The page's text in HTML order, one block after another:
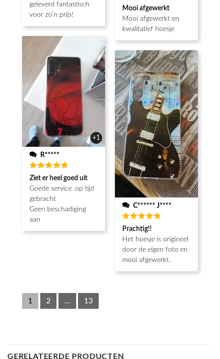
geleverd fantastisch
voor zo’n prijs!
+1
R*****
Beoordeeld
5van de 5
Ziet er heel goed uit
Goede service ,op tijd
gebracht
Geen beschadiging
aan
Beoordeeld
5van de 5
Mooi afgewerkt
Mooi afgewerkt en
kwalitatief hoesje
C****** J****
Beoordeeld
5 van de 5
Prachtig!!
Het hoesje is origineel
door de eigen foto en
mooi afgewerkt.
1 2 ... 13
GERELATEERDE PRODUCTEN